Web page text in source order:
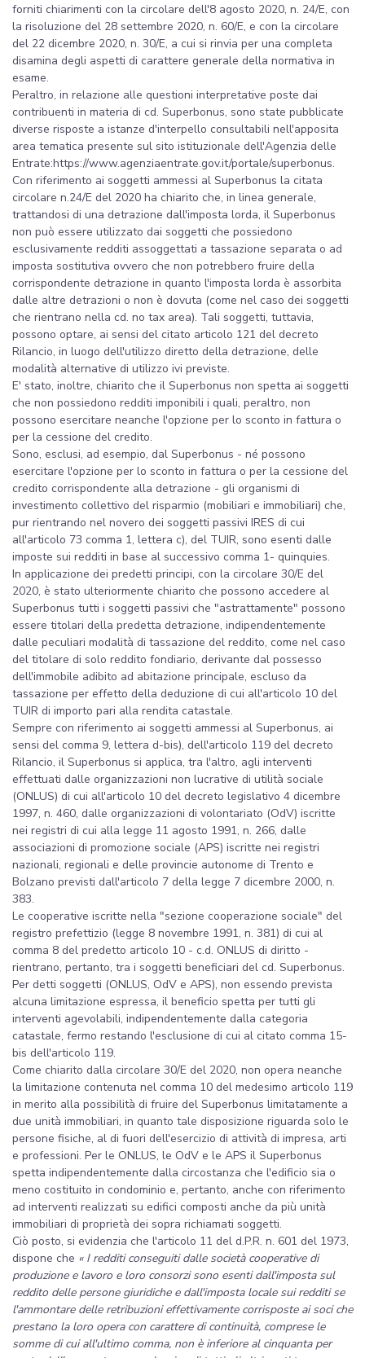
forniti chiarimenti con la circolare dell'8 agosto 2020, n. 24/E, con
la risoluzione del 28 settembre 2020, n. 60/E, e con la circolare
del 22 dicembre 2020, n. 30/E, a cui si rinvia per una completa
disamina degli aspetti di carattere generale della normativa in
esame.
Peraltro, in relazione alle questioni interpretative poste dai
contribuenti in materia di cd. Superbonus, sono state pubblicate
diverse risposte a istanze d'interpello consultabili nell'apposita
area tematica presente sul sito istituzionale dell'Agenzia delle
Entrate:https://www.agenziaentrate.gov.it/portale/superbonus.
Con riferimento ai soggetti ammessi al Superbonus la citata
circolare n.24/E del 2020 ha chiarito che, in linea generale,
trattandosi di una detrazione dall'imposta lorda, il Superbonus
non può essere utilizzato dai soggetti che possiedono
esclusivamente redditi assoggettati a tassazione separata o ad
imposta sostitutiva ovvero che non potrebbero fruire della
corrispondente detrazione in quanto l'imposta lorda è assorbita
dalle altre detrazioni o non è dovuta (come nel caso dei soggetti
che rientrano nella cd. no tax area). Tali soggetti, tuttavia,
possono optare, ai sensi del citato articolo 121 del decreto
Rilancio, in luogo dell'utilizzo diretto della detrazione, delle
modalità alternative di utilizzo ivi previste.
E' stato, inoltre, chiarito che il Superbonus non spetta ai soggetti
che non possiedono redditi imponibili i quali, peraltro, non
possono esercitare neanche l'opzione per lo sconto in fattura o
per la cessione del credito.
Sono, esclusi, ad esempio, dal Superbonus - né possono
esercitare l'opzione per lo sconto in fattura o per la cessione del
credito corrispondente alla detrazione - gli organismi di
investimento collettivo del risparmio (mobiliari e immobiliari) che,
pur rientrando nel novero dei soggetti passivi IRES di cui
all'articolo 73 comma 1, lettera c), del TUIR, sono esenti dalle
imposte sui redditi in base al successivo comma 1- quinquies.
In applicazione dei predetti principi, con la circolare 30/E del
2020, è stato ulteriormente chiarito che possono accedere al
Superbonus tutti i soggetti passivi che "astrattamente" possono
essere titolari della predetta detrazione, indipendentemente
dalle peculiari modalità di tassazione del reddito, come nel caso
del titolare di solo reddito fondiario, derivante dal possesso
dell'immobile adibito ad abitazione principale, escluso da
tassazione per effetto della deduzione di cui all'articolo 10 del
TUIR di importo pari alla rendita catastale.
Sempre con riferimento ai soggetti ammessi al Superbonus, ai
sensi del comma 9, lettera d-bis), dell'articolo 119 del decreto
Rilancio, il Superbonus si applica, tra l'altro, agli interventi
effettuati dalle organizzazioni non lucrative di utilità sociale
(ONLUS) di cui all'articolo 10 del decreto legislativo 4 dicembre
1997, n. 460, dalle organizzazioni di volontariato (OdV) iscritte
nei registri di cui alla legge 11 agosto 1991, n. 266, dalle
associazioni di promozione sociale (APS) iscritte nei registri
nazionali, regionali e delle provincie autonome di Trento e
Bolzano previsti dall'articolo 7 della legge 7 dicembre 2000, n.
383.
Le cooperative iscritte nella "sezione cooperazione sociale" del
registro prefettizio (legge 8 novembre 1991, n. 381) di cui al
comma 8 del predetto articolo 10 - c.d. ONLUS di diritto -
rientrano, pertanto, tra i soggetti beneficiari del cd. Superbonus.
Per detti soggetti (ONLUS, OdV e APS), non essendo prevista
alcuna limitazione espressa, il beneficio spetta per tutti gli
interventi agevolabili, indipendentemente dalla categoria
catastale, fermo restando l'esclusione di cui al citato comma 15-
bis dell'articolo 119.
Come chiarito dalla circolare 30/E del 2020, non opera neanche
la limitazione contenuta nel comma 10 del medesimo articolo 119
in merito alla possibilità di fruire del Superbonus limitatamente a
due unità immobiliari, in quanto tale disposizione riguarda solo le
persone fisiche, al di fuori dell'esercizio di attività di impresa, arti
e professioni. Per le ONLUS, le OdV e le APS il Superbonus
spetta indipendentemente dalla circostanza che l'edificio sia o
meno costituito in condominio e, pertanto, anche con riferimento
ad interventi realizzati su edifici composti anche da più unità
immobiliari di proprietà dei sopra richiamati soggetti.
Ciò posto, si evidenzia che l'articolo 11 del d.P.R. n. 601 del 1973,
dispone che « I redditi conseguiti dalle società cooperative di
produzione e lavoro e loro consorzi sono esenti dall'imposta sul
reddito delle persone giuridiche e dall'imposta locale sui redditi se
l'ammontare delle retribuzioni effettivamente corrisposte ai soci che
prestano la loro opera con carattere di continuità, comprese le
somme di cui all'ultimo comma, non è inferiore al cinquanta per